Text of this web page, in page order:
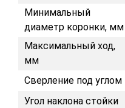
Минимальный
диаметр коронки, мм
Максимальный ход,
мм
Сверление под углом
Угол наклона стойки